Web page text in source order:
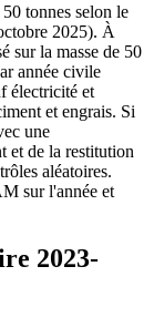
tonnes selon le
2025). À
sur la masse de 50
année civile
électricité et
et engrais. Si
une
et de la restitution
aléatoires.
sur l'année et
2023-